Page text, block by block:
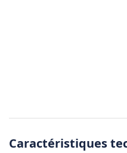
Caractéristiques